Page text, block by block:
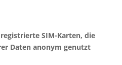
SIM-Karten, die
Daten anonym genutzt